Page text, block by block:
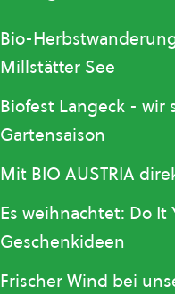
Bio-
Millstätter See
Biofest Langeck - wir
Gartensaison
Mit BIO AUSTRIA
Es weihnachtet: Do It
Geschenkideen
Frischer Wind bei